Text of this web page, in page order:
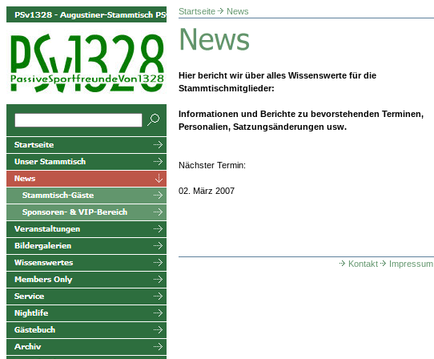
Startseite News
Hier bericht wir über alles Wissenswerte für die
Stammtischmitglieder:
Informationen und Berichte zu bevorstehenden Terminen,
Personalien, Satzungsänderungen usw.
Nächster Termin:
02. März 2007
Kontakt Impressum